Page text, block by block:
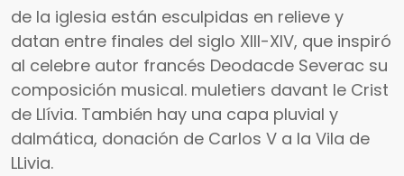
de la iglesia están esculpidas en relieve y
datan entre finales del siglo XIII-XIV, que inspiró
al celebre autor francés Deodacde Severac su
composición musical. muletiers davant le Crist
de Llívia. También hay una capa pluvial y
dalmática, donación de Carlos V a la Vila de
LLivia.